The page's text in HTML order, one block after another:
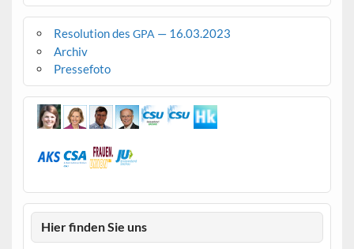
Resolution des GPA — 16.03.2023
Archiv
Pressefoto
Hier finden Sie uns